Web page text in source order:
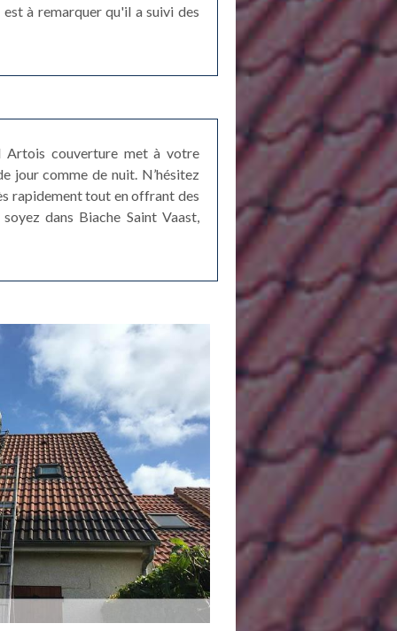
à remarquer qu'il a suivi des
Artois couverture met à votre
jour comme de nuit. N’hésitez
rapidement tout en offrant des
dans Biache Saint Vaast,